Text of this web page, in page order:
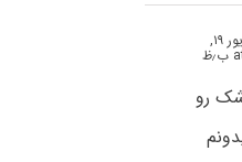
شهریور ۱۹,
رو